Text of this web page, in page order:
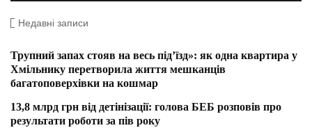
Недавні записи
Трупний запах стояв на весь під’їзд»: як одна квартира у
Хмільнику перетворила життя мешканців
багатоповерхівки на кошмар
13,8 млрд грн від детінізації: голова БЕБ розповів про
результати роботи за пів року